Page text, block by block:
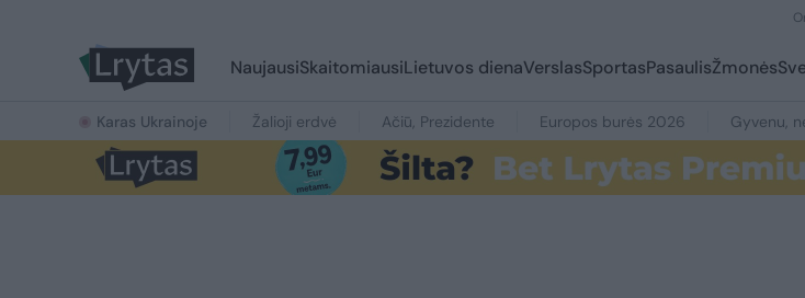
NaujausiSkaitomiausiLietuvos dienaVerslasSportasPasaulisŽmonės
Karas Ukrainoje Žalioji erdvė Ačiū, Prezidente Europos burės 2026 Gyvenu,